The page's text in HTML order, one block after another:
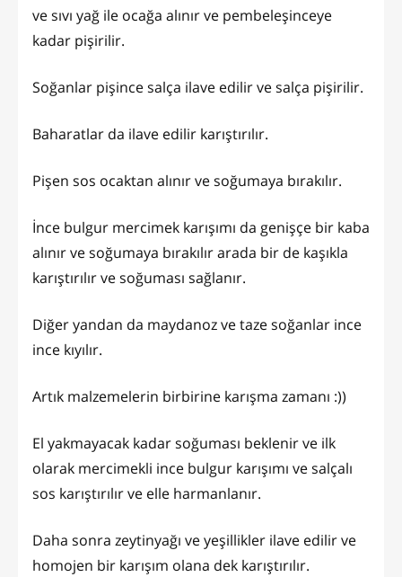
ve sıvı yağ ile ocağa alınır ve pembeleşinceye
kadar pişirilir.
Soğanlar pişince salça ilave edilir ve salça pişirilir.
Baharatlar da ilave edilir karıştırılır.
Pişen sos ocaktan alınır ve soğumaya bırakılır.
İnce bulgur mercimek karışımı da genişçe bir kaba
alınır ve soğumaya bırakılır arada bir de kaşıkla
karıştırılır ve soğuması sağlanır.
Diğer yandan da maydanoz ve taze soğanlar ince
ince kıyılır.
Artık malzemelerin birbirine karışma zamanı :))
El yakmayacak kadar soğuması beklenir ve ilk
olarak mercimekli ince bulgur karışımı ve salçalı
sos karıştırılır ve elle harmanlanır.
Daha sonra zeytinyağı ve yeşillikler ilave edilir ve
homojen bir karışım olana dek karıştırılır.